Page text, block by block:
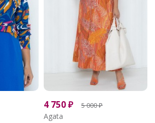
4 750₽ 5 000₽
Agata